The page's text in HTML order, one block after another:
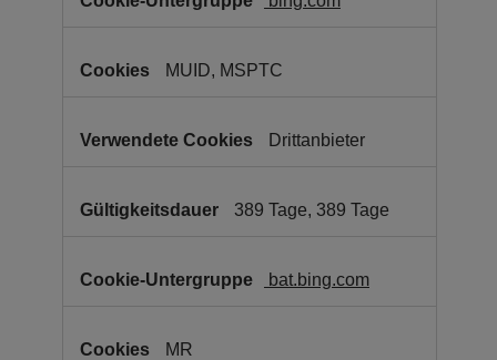
MUID, MSPTC
Drittanbieter
389 Tage, 389 Tage
bat.bing.com
MR